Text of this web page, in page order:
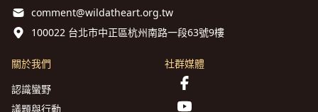
comment@wildatheart.org.tw
100022 台北市中正區杭州南路一段63號9樓
關於我們
認識蠻野
議題與行動
社群媒體